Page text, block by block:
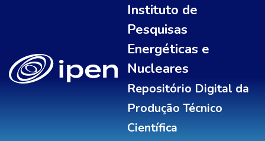
Instituto de
Pesquisas
Energéticas e
Nucleares
Repositório Digital da
Produção Técnico
Científica